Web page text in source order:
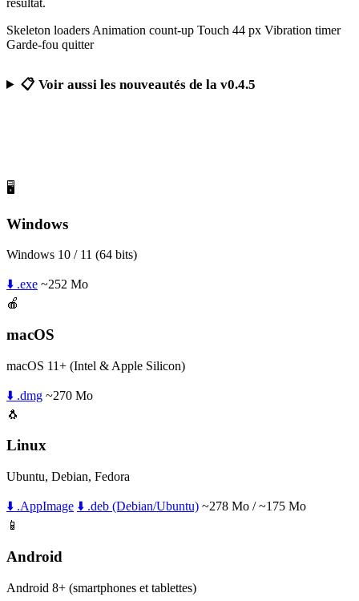
résultat.
Skeleton loaders Animation count-up Touch 44 px Vibration timer
Garde-fou quitter
📋 Voir aussi les nouveautés de la v0.4.5
🖥️
Windows
Windows 10 / 11 (64 bits)
⬇️ .exe ~252 Mo
🍎
macOS
macOS 11+ (Intel & Apple Silicon)
⬇️ .dmg ~270 Mo
🐧
Linux
Ubuntu, Debian, Fedora
⬇️ .AppImage ⬇️ .deb (Debian/Ubuntu) ~278 Mo / ~175 Mo
📱
Android
Android 8+ (smartphones et tablettes)